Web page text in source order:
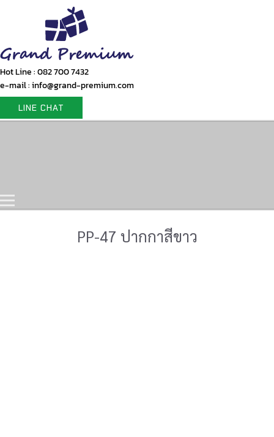
Hot Line : 082 700 7432
e-mail : info@grand-premium.com
LINE CHAT
PP-47 ปากกาสีขาว